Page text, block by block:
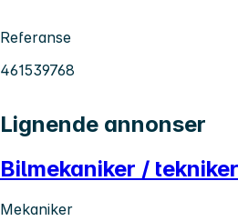
Referanse
461539768
Lignende annonser
Bilmekaniker / tekniker
Mekaniker